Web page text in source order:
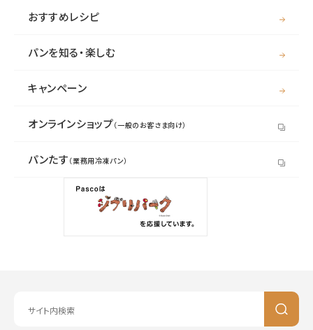
おすすめレシピ
パンを知る・楽しむ
キャンペーン
オンラインショップ（一般のお客さま向け）
パンたす （業務用冷凍パン）